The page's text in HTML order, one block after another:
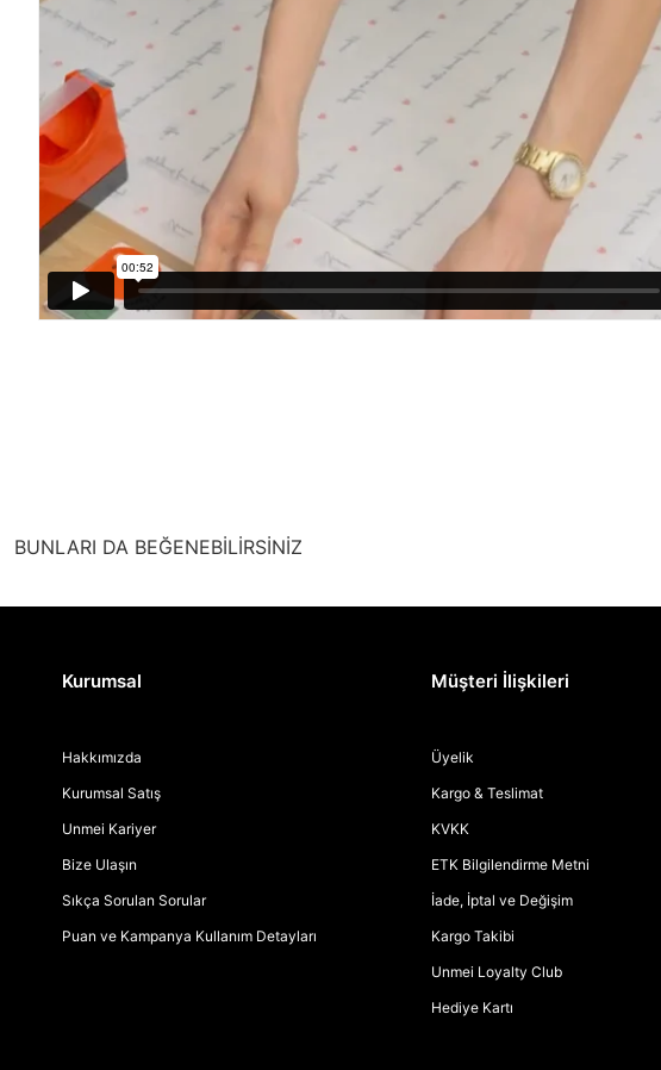
BUNLARI DA BEĞENEBİLİRSİNİZ
Kurumsal
Hakkımızda
Kurumsal Satış
Unmei Kariyer
Bize Ulaşın
Sıkça Sorulan Sorular
Puan ve Kampanya Kullanım Detayları
Müşteri İlişkileri
Üyelik
Kargo & Teslimat
KVKK
ETK Bilgilendirme Metni
İade, İptal ve Değişim
Kargo Takibi
Unmei Loyalty Club
Hediye Kartı